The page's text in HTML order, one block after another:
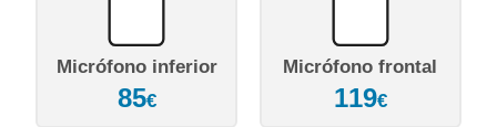
Micrófono inferior
85€
Micrófono frontal
119€